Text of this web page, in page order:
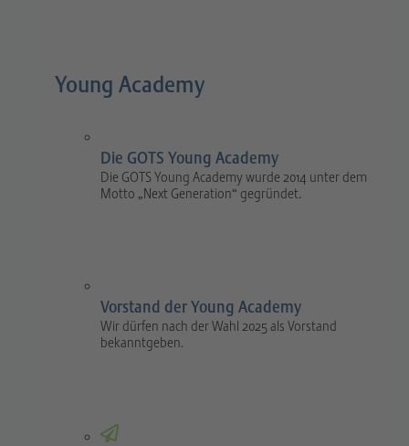
Young Academy
Die GOTS Young Academy
Die GOTS Young Academy wurde 2014 unter dem
Motto „Next Generation“ gegründet.
Vorstand der Young Academy
Wir dürfen nach der Wahl 2025 als Vorstand
bekanntgeben.